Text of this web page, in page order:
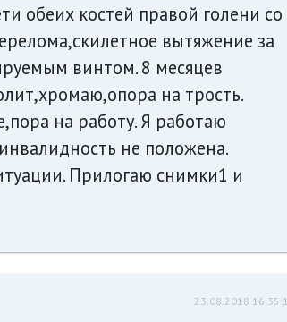
обеих костей правой голени со
вытяжение за
винтом. 8 месяцев
на трость.
на работу. Я работаю
не положена.
Прилогаю снимки1 и
23.08.2018